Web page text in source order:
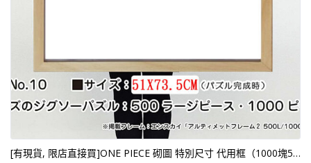
[有現貨, 限店直接買]ONE PIECE 砌圖 特別尺寸 代用框（1000塊51×73.5cm用）